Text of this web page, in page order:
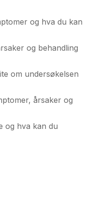
og hva du kan
og behandling
om undersøkelsen
årsaker og
og hva kan du